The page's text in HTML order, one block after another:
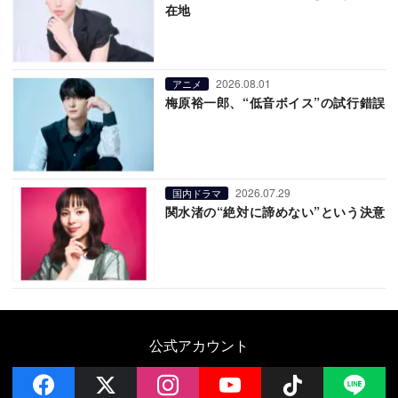
在地
アニメ 2026.08.01
梅原裕一郎、“低音ボイス”の試行錯誤
国内ドラマ 2026.07.29
関水渚の“絶対に諦めない”という決意
公式アカウント
facebook instagramYouTube Follow